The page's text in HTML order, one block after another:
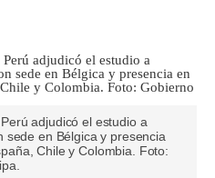
adjudicó el estudio a
sede en Bélgica y presencia
Chile y Colombia. Foto: